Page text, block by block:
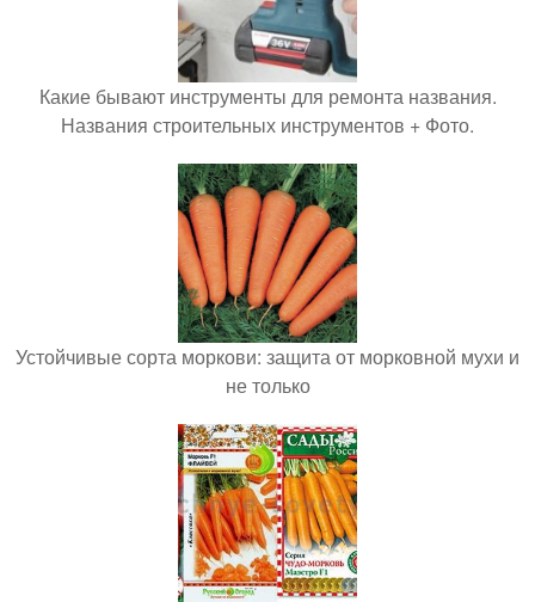
Какие бывают инструменты для ремонта названия.
Названия строительных инструментов + Фото.
Устойчивые сорта моркови: защита от морковной мухи и
не только